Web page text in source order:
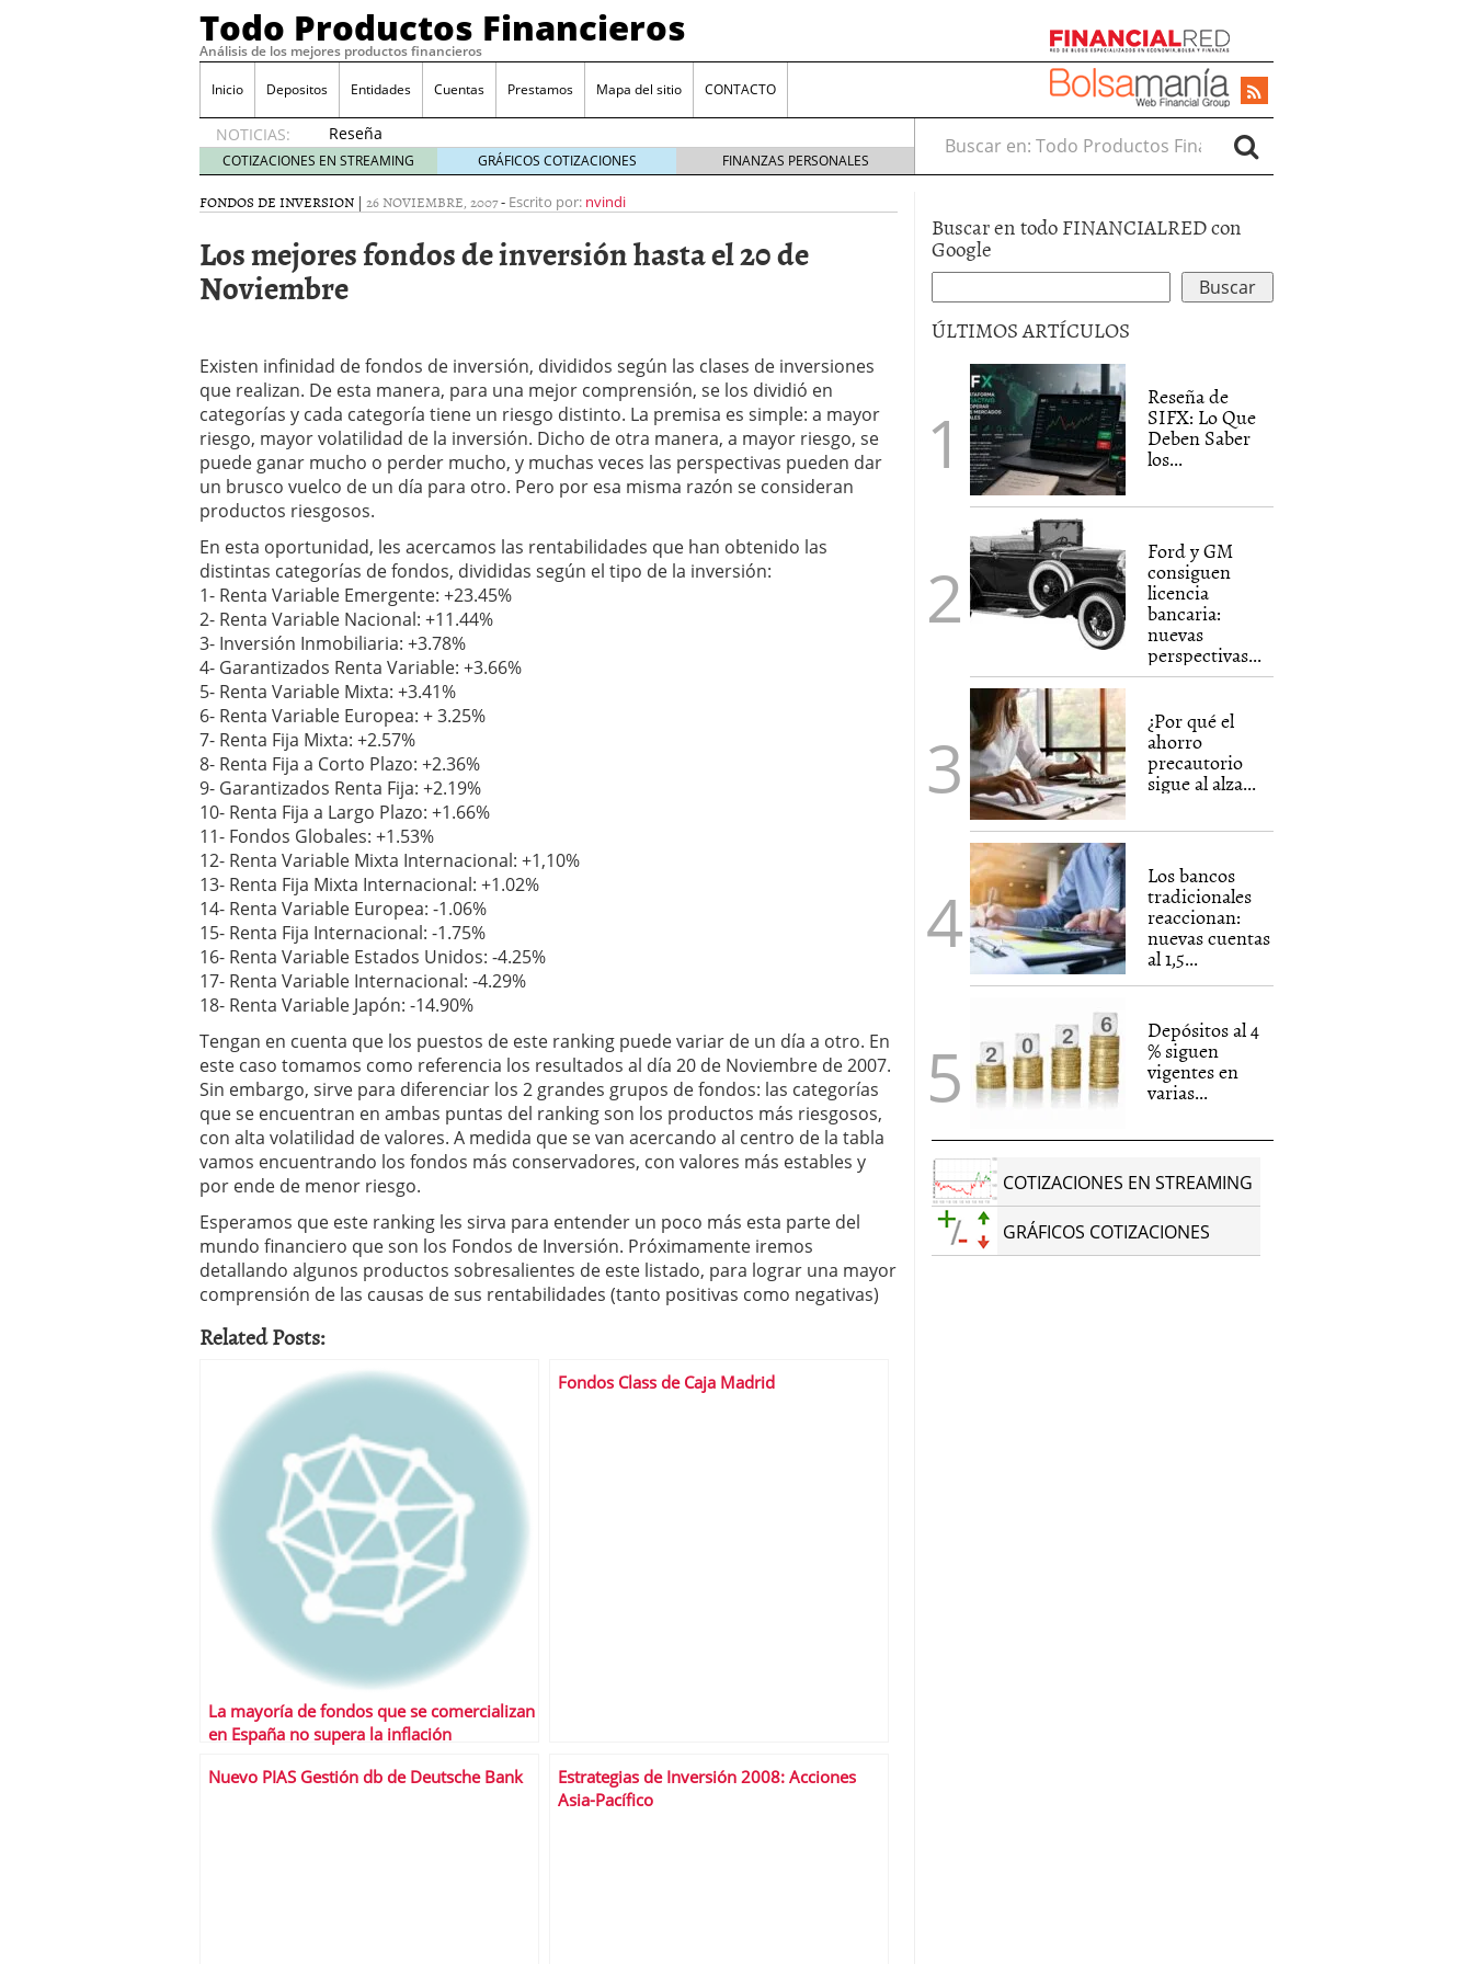
Todo Productos Financieros
Análisis de los mejores productos financieros
Inicio Depositos Entidades Cuentas Prestamos Mapa del sitio CONTACTO
NOTICIAS:
Reseña
de SIFX:
Lo Que
Deben
Traders
Mexicanos
Ford y GM consiguen licencia bancaria: nuevas perspectivas para productos
financieros ligados al sector automotriz 26/01/2026
¿Por qué el ahorro precautorio sigue al alza entre los hogares? 21/01/2026
Los bancos tradicionales reaccionan: nuevas cuentas al 1,5 % tras la
presión de los neobancos 12/01/2026
Depósitos al 4 % siguen vigentes en varias entidades: ¿qué plazos y
condiciones pedir?
COTIZACIONES EN STREAMING GRÁFICOS COTIZACIONES FINANZAS PERSONALES
Buscar en:
FONDOS DE INVERSION | 26 NOVIEMBRE, 2007- Escrito por: nvindi
Los mejores fondos de inversión hasta el 20 de
Noviembre
Existen infinidad de fondos de inversión, divididos según las clases de inversiones
que realizan. De esta manera, para una mejor comprensión, se los dividió en
categorías y cada categoría tiene un riesgo distinto. La premisa es simple: a mayor
riesgo, mayor volatilidad de la inversión. Dicho de otra manera, a mayor riesgo, se
puede ganar mucho o perder mucho, y muchas veces las perspectivas pueden dar
un brusco vuelco de un día para otro. Pero por esa misma razón se consideran
productos riesgosos.
En esta oportunidad, les acercamos las rentabilidades que han obtenido las
distintas categorías de fondos, divididas según el tipo de la inversión:
1- Renta Variable Emergente: +23.45%
2- Renta Variable Nacional: +11.44%
3- Inversión Inmobiliaria: +3.78%
4- Garantizados Renta Variable: +3.66%
5- Renta Variable Mixta: +3.41%
6- Renta Variable Europea: + 3.25%
7- Renta Fija Mixta: +2.57%
8- Renta Fija a Corto Plazo: +2.36%
9- Garantizados Renta Fija: +2.19%
10- Renta Fija a Largo Plazo: +1.66%
11- Fondos Globales: +1.53%
12- Renta Variable Mixta Internacional: +1,10%
13- Renta Fija Mixta Internacional: +1.02%
14- Renta Variable Europea: -1.06%
15- Renta Fija Internacional: -1.75%
16- Renta Variable Estados Unidos: -4.25%
17- Renta Variable Internacional: -4.29%
18- Renta Variable Japón: -14.90%
Tengan en cuenta que los puestos de este ranking puede variar de un día a otro. En
este caso tomamos como referencia los resultados al día 20 de Noviembre de 2007.
Sin embargo, sirve para diferenciar los 2 grandes grupos de fondos: las categorías
que se encuentran en ambas puntas del ranking son los productos más riesgosos,
con alta volatilidad de valores. A medida que se van acercando al centro de la tabla
vamos encuentrando los fondos más conservadores, con valores más estables y
por ende de menor riesgo.
Esperamos que este ranking les sirva para entender un poco más esta parte del
mundo financiero que son los Fondos de Inversión. Próximamente iremos
detallando algunos productos sobresalientes de este listado, para lograr una mayor
comprensión de las causas de sus rentabilidades (tanto positivas como negativas)
Related Posts:
La mayoría de fondos que se comercializan
en España no supera la inflación
Fondos Class de Caja Madrid
Nuevo PIAS Gestión db de Deutsche Bank
Estrategias de Inversión 2008: Acciones
Asia-Pacífico
Buscar en todo FINANCIALRED con
Google
ÚLTIMOS ARTÍCULOS
Reseña de
SIFX: Lo Que
Deben Saber
los...
Ford y GM
consiguen
licencia
bancaria:
nuevas
perspectivas...
¿Por qué el
ahorro
precautorio
sigue al alza...
Los bancos
tradicionales
reaccionan:
nuevas cuentas
al 1,5...
Depósitos al 4
% siguen
vigentes en
varias...
COTIZACIONES EN STREAMING
GRÁFICOS COTIZACIONES